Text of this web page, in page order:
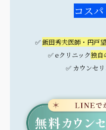
コス
✅飯田秀夫医師・円戸
✅ eクリニック独自
✅ カウンセ